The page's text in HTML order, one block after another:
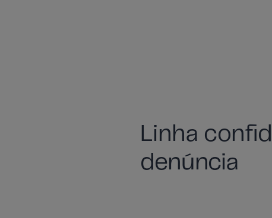
Linha
denúncia